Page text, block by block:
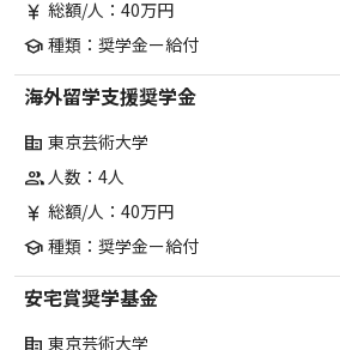
currency_yen 総額/人：40万円
school 種類：奨学金ー給付
海外留学支援奨学金
corporate_fare 東京芸術大学
group人数：4人
currency_yen 総額/人：40万円
school 種類：奨学金ー給付
安宅賞奨学基金
東京芸術大学